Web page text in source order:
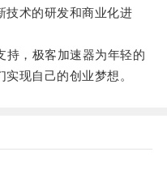
技术的研发和商业化进
，极客加速器为年轻的
现自己的创业梦想。